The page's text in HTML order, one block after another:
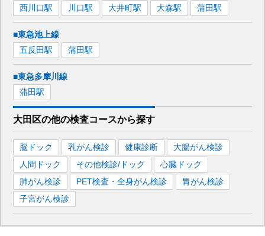
西川口駅 川口駅 大井町駅 大森駅 蒲田駅
■東急池上線
五反田駅 蒲田駅
■東急多摩川線
蒲田駅
大田区の他の検査コースから探す
脳ドック 乳がん検診 健康診断
大腸がん検診
人間ドック
その他検診/ドック
心臓ドック
肺がん検診
PET検査・全身がん検診
胃がん検診
子宮がん検診